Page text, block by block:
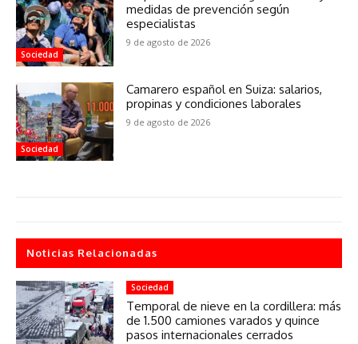
Sociedad
medidas de prevención según
especialistas
9 de agosto de 2026
Sociedad
Camarero español en Suiza: salarios,
propinas y condiciones laborales
9 de agosto de 2026
Noticias Relacionadas
Sociedad
Temporal de nieve en la cordillera: más
de 1.500 camiones varados y quince
pasos internacionales cerrados